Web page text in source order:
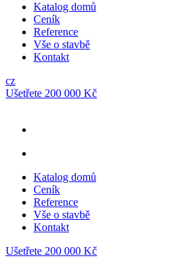
Katalog domů
Ceník
Reference
Vše o stavbě
Kontakt
cz
Ušetřete 200 000 Kč
Katalog domů
Ceník
Reference
Vše o stavbě
Kontakt
Ušetřete 200 000 Kč